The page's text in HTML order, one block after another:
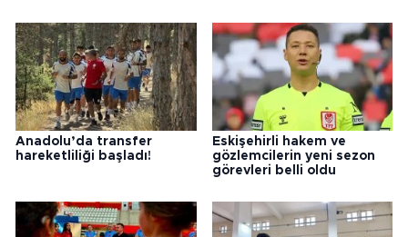
Anadolu’da transfer
hareketliliği başladı!
Eskişehirli hakem ve
gözlemcilerin yeni sezon
görevleri belli oldu